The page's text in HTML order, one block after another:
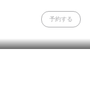
予約する